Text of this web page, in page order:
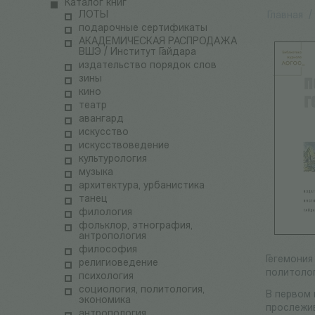
Каталог книг
ЛОТЫ
подарочные сертификаты
АКАДЕМИЧЕСКАЯ РАСПРОДАЖА
ВШЭ / Институт Гайдара
издательство порядок слов
зины
кино
театр
авангард
искусство
искусствоведение
культурология
музыка
архитектура, урбанистика
танец
филология
фольклор, этнография,
антропология
философия
религиоведение
психология
социология, политология,
экономика
В первом